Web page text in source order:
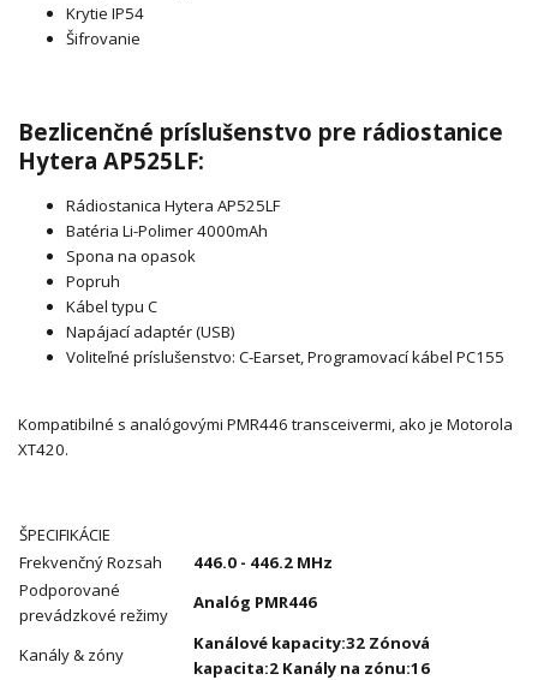
Krytie IP54
Šifrovanie
Bezlicenčné príslušenstvo pre rádiostanice
Hytera AP525LF:
Rádiostanica Hytera AP525LF
Batéria Li-Polimer 4000mAh
Spona na opasok
Popruh
Kábel typu C
Napájací adaptér (USB)
Voliteľné príslušenstvo: C-Earset, Programovací kábel PC155
Kompatibilné s analógovými PMR446 transceivermi, ako je Motorola
XT420.
ŠPECIFIKÁCIE
Frekvenčný Rozsah
446.0 - 446.2 MHz
Podporované
prevádzkové režimy
Analóg PMR446
Kanály & zóny
Kanálové kapacity:32 Zónová
kapacita:2 Kanály na zónu:16